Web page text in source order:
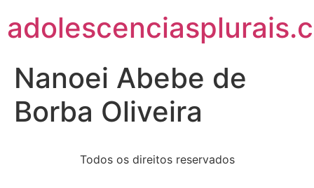
Nanoei Abebe de
Borba Oliveira
Todos os direitos reservados